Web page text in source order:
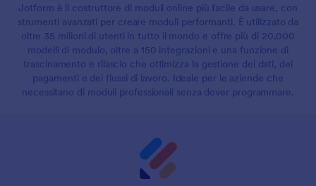
Jotform è il costruttore di moduli online più facile da usare, con
strumenti avanzati per creare moduli performanti. È utilizzato da
oltre 35 milioni di utenti in tutto il mondo e offre più di 20,000
modelli di modulo, oltre a 150 integrazioni e una funzione di
trascinamento e rilascio che ottimizza la gestione dei dati, dei
pagamenti e dei flussi di lavoro. Ideale per le aziende che
necessitano di moduli professionali senza dover programmare.